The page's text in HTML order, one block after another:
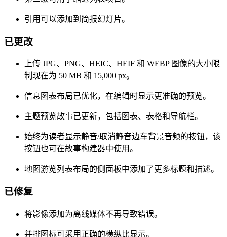
引用可以添加到简报幻灯片。
已更改
上传 JPG、PNG、HEIC、HEIF 和 WEBP 图像的大小限
制现在为 50 MB 和 15,000 px。
信息图表布局已优化，在编辑时显示更准确的预览。
主题预览故事已更新，包括图表、表格和导航栏。
始终为读者显示静音/取消静音边车背景音频的按钮，该
按钮也可在故事构建器中使用。
地图游览列表布局的侧面板中添加了更多标题和描述。
已修复
将影像添加为离线媒体不再导致错误。
并排图标可采用正确的横纵比显示。